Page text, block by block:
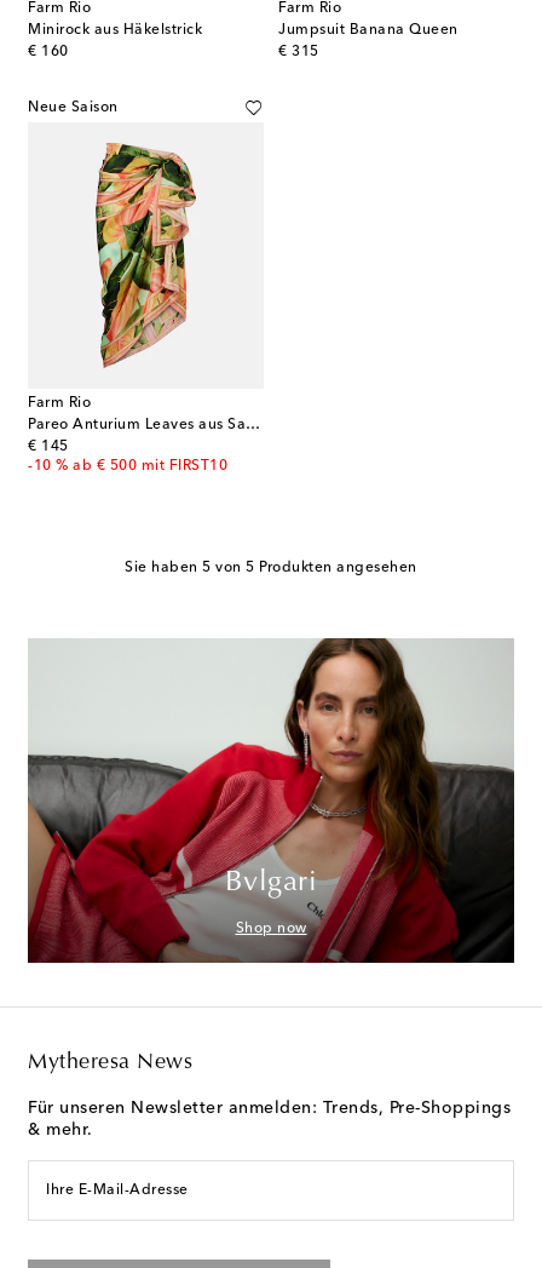
Farm Rio
Minirock aus Häkelstrick
€ 160
original price
Farm Rio
Jumpsuit Banana Queen
€ 315
original price
Neue Saison
Farm Rio
Pareo Anturium Leaves aus Satin
€ 145
original price
-10 % ab € 500 mit FIRST10
Sie haben 5 von 5 Produkten angesehen
Bvlgari
Shop now
Mytheresa News
Für unseren Newsletter anmelden: Trends, Pre-Shoppings
& mehr.
Ihre E-Mail-Adresse